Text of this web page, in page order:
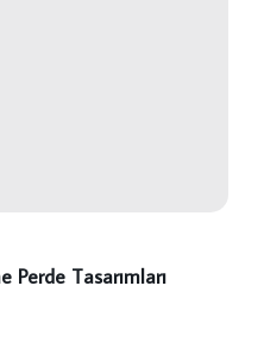
Perde Tasarımları